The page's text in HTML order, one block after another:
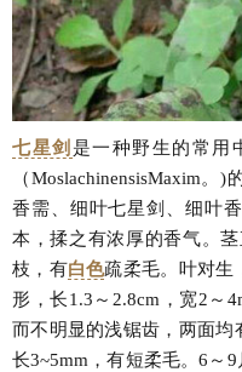
七星剑 是一种野生的常用
（MoslachinensisMaxim
香需、细叶七星剑、细叶
本，揉之有浓厚的香气。
枝，有白色疏柔毛。叶对生
形，长1.3～2.8cm，宽2～
而不明显的浅锯齿，两面均
长3~5mm，有短柔毛。6～